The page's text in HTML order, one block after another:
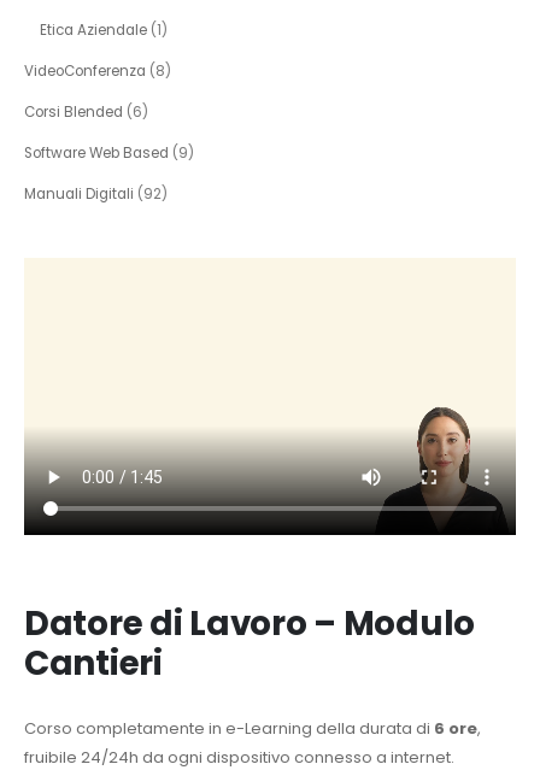
Etica Aziendale (1)
VideoConferenza (8)
Corsi Blended (6)
Software Web Based (9)
Manuali Digitali (92)
Datore di Lavoro – Modulo
Cantieri
Corso completamente in e-Learning della durata di 6 ore,
fruibile 24/24h da ogni dispositivo connesso a internet.